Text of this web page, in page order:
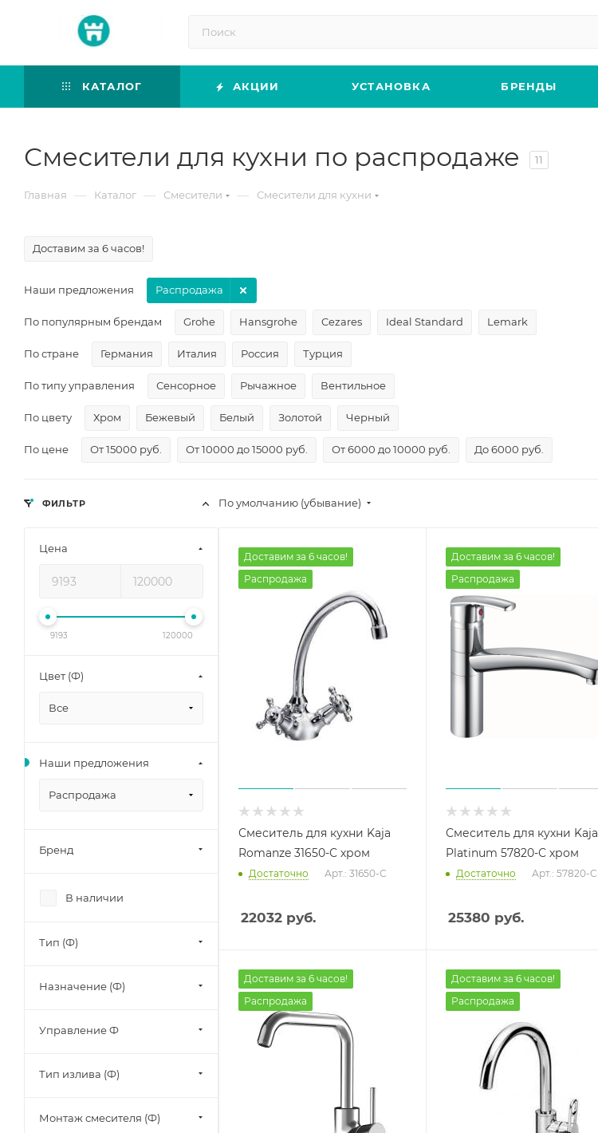
КАТАЛОГ АКЦИИ УСТАНОВКА БРЕНДЫ
Смесители для кухни по распродаже 11
Главная — Каталог — Смесители — Смесители для кухни
Доставим за 6 часов!
Наши предложения Распродажа
По популярным брендам Grohe Hansgrohe Cezares Ideal Standard Lemark
По стране Германия Италия Россия Турция
По типу управления Сенсорное Рычажное Вентильное
По цвету Хром Бежевый Белый Золотой Черный
По цене От 15000 руб. От 10000 до 15000 руб. От 6000 до 10000 руб. До 6000 руб.
По умолчанию (убывание)
Доставим за 6 часов!
Распродажа
Смеситель для кухни Kaja
Romanze 31650-С хром
Достаточно Арт.: 31650-С
22032 руб.
Доставим за 6 часов!
Распродажа
Смеситель для кухни Kaja
Platinum 57820-С хром
Достаточно Арт.: 57820-С
25380 руб.
Доставим за 6 часов!
Распродажа
Доставим за 6 часов!
Распродажа
ФИЛЬТР
Цена
9193 120000
Цвет (Ф)
Все
Наши предложения
Распродажа
Бренд
В наличии
Тип (Ф)
Назначение (Ф)
Управление Ф
Тип излива (Ф)
Монтаж смесителя (Ф)